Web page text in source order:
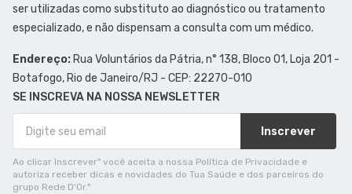
ser utilizadas como substituto ao diagnóstico ou tratamento
especializado, e não dispensam a consulta com um médico.
Endereço: Rua Voluntários da Pátria, n° 138, Bloco 01, Loja 201 -
Botafogo, Rio de Janeiro/RJ - CEP: 22270-010
SE INSCREVA NA NOSSA NEWSLETTER
Inscrever
Ao clicar Inscrever" você aceita a nossa Política de Privacidade e
autoriza receber dicas e novidades do Tua Saúde e dos parceiros do
grupo Rede D'Or."